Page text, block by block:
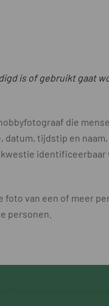
is of gebruikt gaat
die
tijdstip en
identificeerbaar
van een of meer
personen.